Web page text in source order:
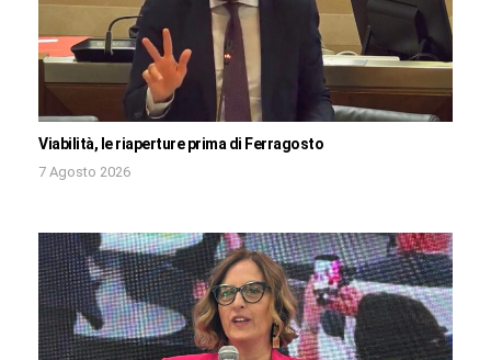
Viabilità, le riaperture prima di Ferragosto
7 Agosto 2026